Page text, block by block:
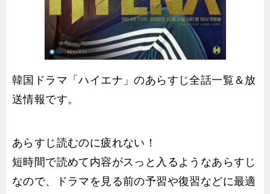
韓国ドラマ「ハイエナ」のあらすじ全話一覧＆放
送情報です。
あらすじ読むのに疲れない！
短時間で読めて内容がスっと入るようなあらすじ
なので、ドラマを見る前の予習や復習などに最適